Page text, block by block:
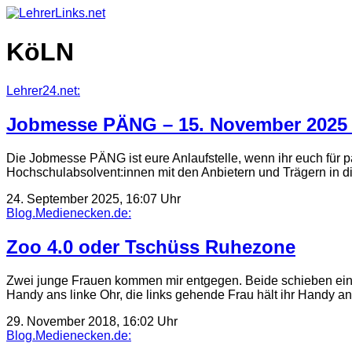
Skip
content
KöLN
Lehrer24.net:
Jobmesse PÄNG – 15. November
Die Jobmesse PÄNG ist eure Anlaufstelle, wenn ihr euch
Hochschulabsolvent:innen mit den Anbietern und Trägern in
24. September 2025, 16:07 Uhr
Blog.Medienecken.de:
Zoo 4.0 oder Tschüss Ruhezone
Zwei junge Frauen kommen mir entgegen. Beide schieben
Handy ans linke Ohr, die links gehende Frau hält ihr Handy
29. November 2018, 16:02 Uhr
Blog.Medienecken.de: